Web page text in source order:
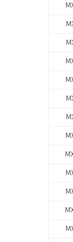
be 23% plus VAT.
you do not